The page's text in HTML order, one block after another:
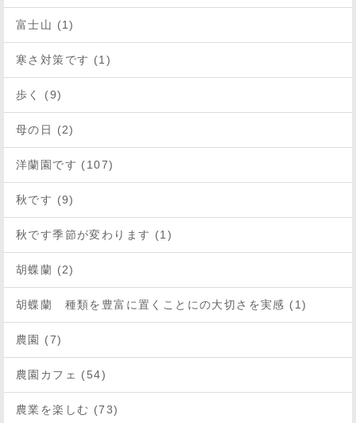
富士山 (1)
寒さ対策です (1)
歩く (9)
母の日 (2)
洋蘭園です (107)
秋です (9)
秋です季節が変わります (1)
胡蝶蘭 (2)
胡蝶蘭 種類を豊富に置くことにの大切さを実感 (1)
農園 (7)
農園カフェ (54)
農業を楽しむ (73)